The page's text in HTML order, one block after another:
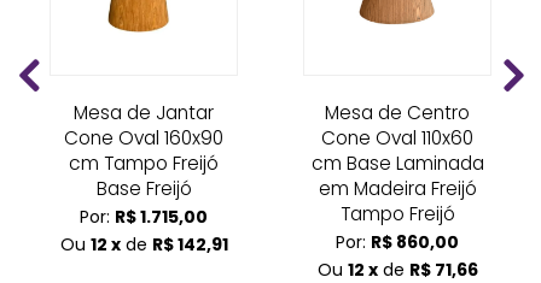
Mesa de Jantar
Cone Oval 160x90
cm Tampo Freijó
Base Freijó
Por: R$ 1.715,00
Ou 12 xde R$ 142,91
Mesa de Centro
Cone Oval 110x60
cm Base Laminada
em Madeira Freijó
Tampo Freijó
Por: R$ 860,00
Ou 12 xde R$ 71,66